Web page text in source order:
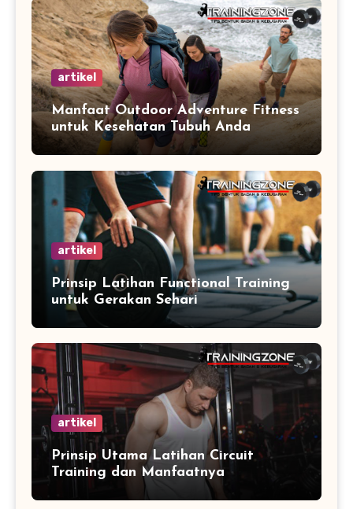
artikel
Manfaat Outdoor Adventure Fitness
untuk Kesehatan Tubuh Anda
artikel
Prinsip Latihan Functional Training
untuk Gerakan Sehari
artikel
Prinsip Utama Latihan Circuit
Training dan Manfaatnya